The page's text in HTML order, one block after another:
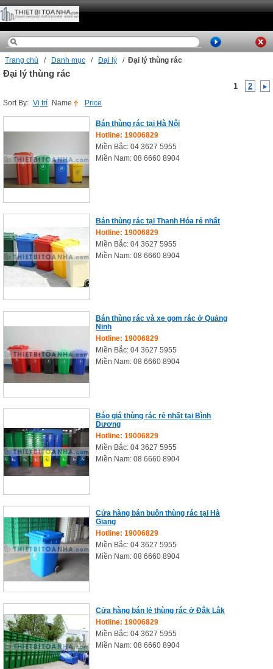
Trang chủ / Danh mục / Đại lý / Đại lý thùng rác
Đại lý thùng rác
1 2
Sort By: Vị trí Name Price
Bán thùng rác tại Hà Nội
Hotline: 19006829
Miền Bắc: 04 3627 5955
Miền Nam: 08 6660 8904
Bán thùng rác tại Thanh Hóa rẻ nhất
Hotline: 19006829
Miền Bắc: 04 3627 5955
Miền Nam: 08 6660 8904
Bán thùng rác và xe gom rác ở Quảng
Ninh
Hotline: 19006829
Miền Bắc: 04 3627 5955
Miền Nam: 08 6660 8904
Báo giá thùng rác rẻ nhất tại Bình
Dương
Hotline: 19006829
Miền Bắc: 04 3627 5955
Miền Nam: 08 6660 8904
Cửa hàng bán buôn thùng rác tại Hà
Giang
Hotline: 19006829
Miền Bắc: 04 3627 5955
Miền Nam: 08 6660 8904
Cửa hàng bán lẻ thùng rác ở Đắk Lắk
Hotline: 19006829
Miền Bắc: 04 3627 5955
Miền Nam: 08 6660 8904